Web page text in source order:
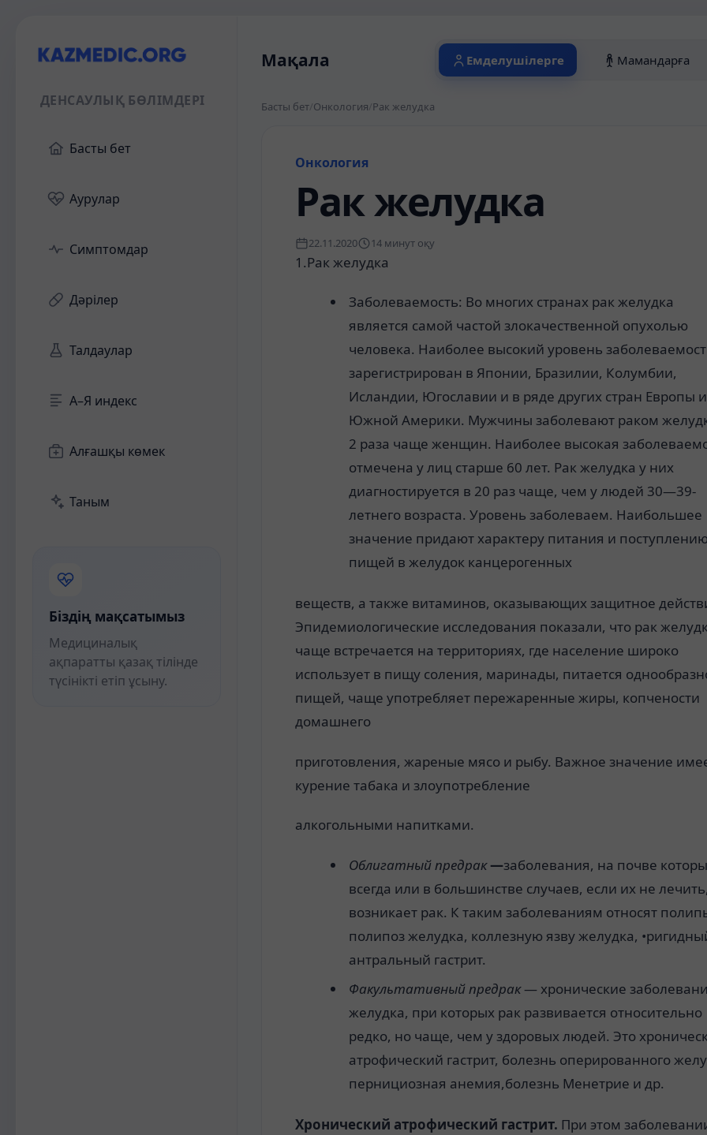
ДЕНСАУЛЫҚ БӨЛІМДЕРІ
Басты бет
Аурулар
Симптомдар
Дәрілер
Талдаулар
А–Я индекс
Алғашқы көмек
Таным
Біздің мақсатымыз
Медициналық
ақпаратты қазақ тілінде
түсінікті етіп ұсыну.
Мақала Емделушілерге Мамандарға
Басты бет/Онкология/Рак желудка
Онкология
Рак желудка
22.11.2020 14 минут оқу
1.Рак желудка
Заболеваемость: Во многих странах рак желудка
является самой частой злокачественной опухолью
человека. Наиболее высокий уровень
зарегистрирован в Японии, Бразилии, Колумбии,
Исландии, Югославии и в ряде других стран Европы и
Южной Америки. Мужчины заболевают раком
2 раза чаще женщин. Наиболее высокая
отмечена у лиц старше 60 лет. Рак желудка у них
диагностируется в 20 раз чаще, чем у людей 30—39-
летнего возраста. Уровень заболеваем. Наибольшее
значение придают характеру питания и
пищей в желудок канцерогенных
веществ, а также витаминов, оказывающих защитное
Эпидемиологические исследования показали, что рак
чаще встречается на территориях, где население широко
использует в пищу соления, маринады, питается
пищей, чаще употребляет пережаренные жиры, копчености
домашнего
приготовления, жареные мясо и рыбу. Важное значение
курение табака и злоупотребление
алкогольными напитками.
Облигатный предрак—заболевания, на почве
всегда или в большинстве случаев, если их не лечить,
возникает рак. К таким заболеваниям относят
полипоз желудка, коллезную язву желудка,
антральный гастрит.
Факультативный предрак— хронические
желудка, при которых рак развивается относительно
редко, но чаще, чем у здоровых людей. Это
атрофический гастрит, болезнь оперированного
пернициозная анемия,болезнь Менетрие и др.
Хронический атрофический гастрит. При этом